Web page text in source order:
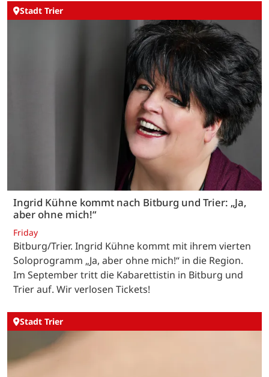
Stadt Trier
Ingrid Kühne kommt nach Bitburg und Trier: „Ja,
aber ohne mich!“
Friday
Bitburg/Trier. Ingrid Kühne kommt mit ihrem vierten
Soloprogramm „Ja, aber ohne mich!“ in die Region.
Im September tritt die Kabarettistin in Bitburg und
Trier auf. Wir verlosen Tickets!
Stadt Trier